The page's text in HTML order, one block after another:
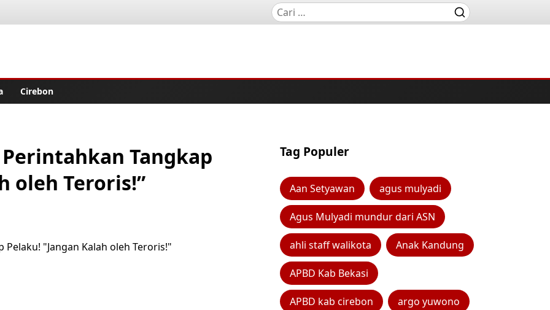
Cirebon
Tangkap
oleh Teroris!”
Tag Populer
Aan Setyawan agus mulyadi
Agus Mulyadi mundur dari ASN
ahli staff walikota Anak Kandung
APBD Kab Bekasi
APBD kab cirebon argo yuwono